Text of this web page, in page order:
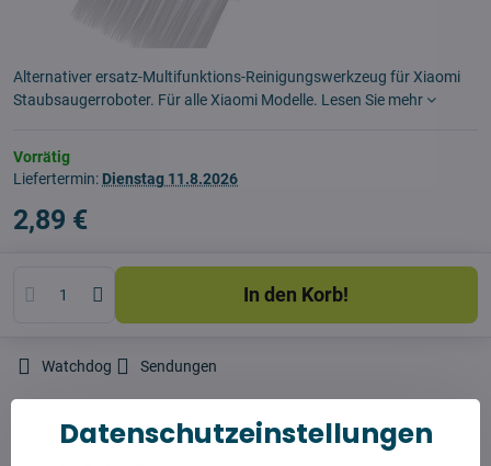
Alternativer ersatz-Multifunktions-Reinigungswerkzeug für Xiaomi
Staubsaugerroboter. Für alle Xiaomi Modelle. Lesen Sie mehr
Vorrätig
Liefertermin: Dienstag 11.8.2026
2,89 €
In den Korb!
Watchdog Sendungen
Produzent:
Datenschutzeinstellungen